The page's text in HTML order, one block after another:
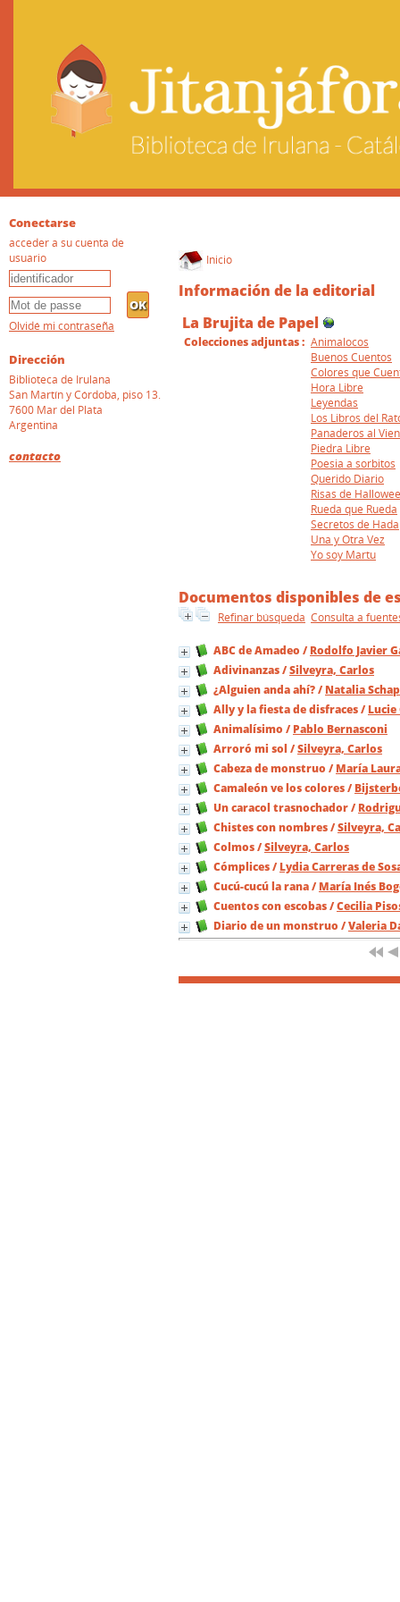
Inicio
Información de la editorial
La Brujita de Papel
Colecciones adjuntas : Animalocos
Buenos Cuentos
Colores que
Hora Libre
Leyendas
Los Libros del
Panaderos al
Piedra Libre
Poesia a sorbitos
Querido Diario
Risas de
Rueda que Rueda
Secretos de Hada
Una y Otra Vez
Yo soy Martu
Documentos disponibles de
Refinar búsqueda Consulta a
ABC de Amadeo / Rodolfo Javier
Adivinanzas/Silveyra, Carlos
¿Alguien anda ahí?/ Natalia
Ally y la fiesta de disfraces/ Lucie
Animalísimo / Pablo Bernasconi
Arroró mi sol /Silveyra, Carlos
Cabeza de monstruo / María
Camaleón ve los colores/
Un caracol trasnochador/
Chistes con nombres/Silveyra,
Colmos/Silveyra, Carlos
Cómplices/ Lydia Carreras de
Cucú-cucú la rana/ María Inés
Cuentos con escobas/Cecilia
Diario de un monstruo /Valeria
Conectarse
acceder a su cuenta de
usuario
Olvidé mi contraseña
Dirección
Biblioteca de Irulana
San Martín y Córdoba, piso 13.
7600 Mar del Plata
Argentina
contacto